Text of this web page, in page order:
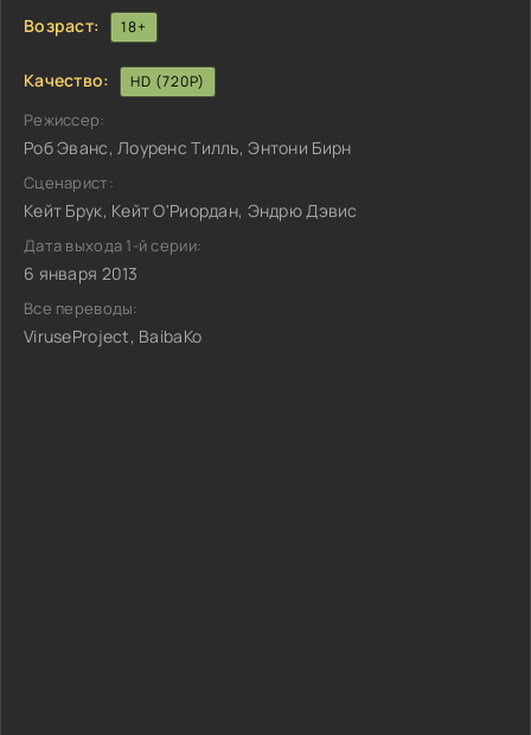
Возраст:
18+
Качество: HD (720P)
Режиссер:
Роб Эванс, Лоуренс Тилль, Энтони Бирн
Сценарист:
Кейт Брук, Кейт О'Риордан, Эндрю Дэвис
Дата выхода 1-й серии:
6 января 2013
Все переводы:
ViruseProject, BaibaKo